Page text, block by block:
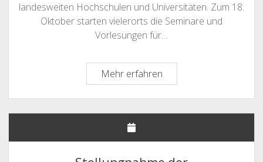
landesweiten Hochschulen und Universitäten. Zum 18.
Oktober starten vielerorts die Seminare und
Vorlesungen für…
Mehr erfahrenStellungnahme
der
LandesAStenKonferenz
Niedersachsen
den
Hochschulöffnungen